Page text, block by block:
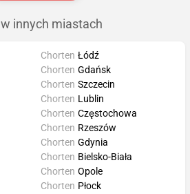
w innych miastach
Chorten Łódź
Chorten Gdańsk
Chorten Szczecin
Chorten Lublin
Chorten Częstochowa
Chorten Rzeszów
Chorten Gdynia
Chorten Bielsko-Biała
Chorten Opole
Chorten Płock